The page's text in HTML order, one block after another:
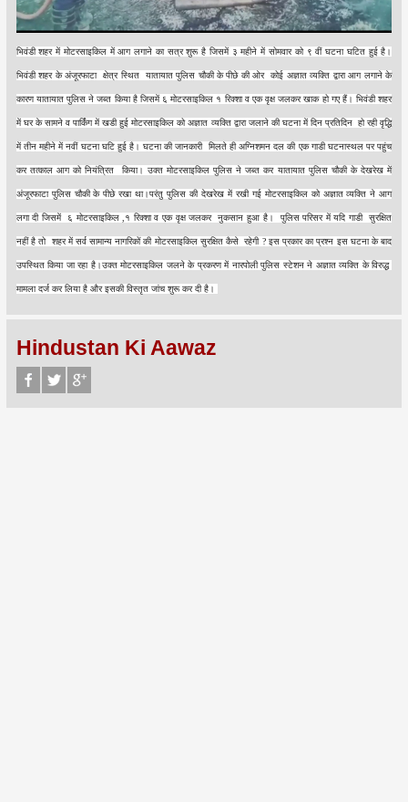
भिवंडी शहर में मोटरसाइकिल में आग लगाने का सत्र शुरू है जिसमें ३ महीने में सोमवार को ९ वीं घटना घटित हुई है।
भिवंडी शहर के अंजूरफाटा क्षेत्र स्थित यातायात पुलिस चौकी के पीछे की ओर कोई अज्ञात व्यक्ति द्वारा आग लगाने के
कारण यातायात पुलिस ने जब्त किया है जिसमें ६ मोटरसाइकिल १ रिक्शा व एक वृक्ष जलकर खाक हो गए हैं। भिवंडी शहर
में घर के सामने व पार्किंग में खडी हुई मोटरसाइकिल को अज्ञात व्यक्ति द्वारा जलाने की घटना में दिन प्रतिदिन हो रही वृद्धि
में तीन महीने में नवीं घटना घटि हुई है। घटना की जानकारी मिलते ही अग्निशमन दल की एक गाडी घटनास्थल पर पहुंच
कर तत्काल आग को नियंत्रित किया। उक्त मोटरसाइकिल पुलिस ने जब्त कर यातायात पुलिस चौकी के देखरेख में
अंजूरफाटा पुलिस चौकी के पीछे रखा था।परंतु पुलिस की देखरेख में रखी गई मोटरसाइकिल को अज्ञात व्यक्ति ने आग
लगा दी जिसमें ६ मोटरसाइकिल ,१ रिक्शा व एक वृक्ष जलकर नुकसान हुआ है। पुलिस परिसर में यदि गाडी सुरक्षित
नहीं है तो शहर में सर्व सामान्य नागरिकों की मोटरसाइकिल सुरक्षित कैसे रहेगी ? इस प्रकार का प्रश्न इस घटना के बाद
उपस्थित किया जा रहा है।उक्त मोटरसाइकिल जलने के प्रकरण में नारपोली पुलिस स्टेशन ने अज्ञात व्यक्ति के विरुद्ध
मामला दर्ज कर लिया है और इसकी विस्तृत जांच शुरू कर दी है।
Hindustan Ki Aawaz